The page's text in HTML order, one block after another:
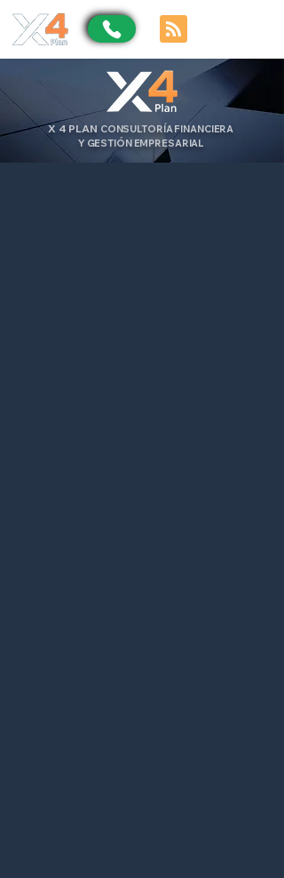
X 4 PLAN CONSULTORÍA FINANCIERA
Y GESTIÓN EMPRESARIAL